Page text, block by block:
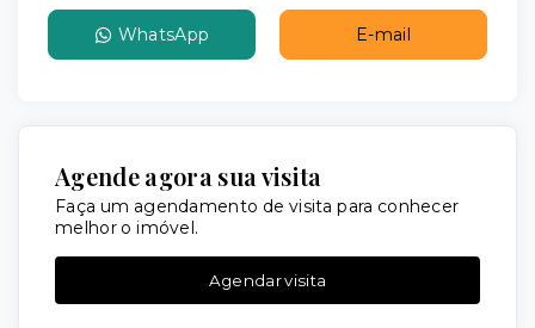
WhatsApp E-mail
Agende agora sua visita
Faça um agendamento de visita para conhecer
melhor o imóvel.
Agendar visita